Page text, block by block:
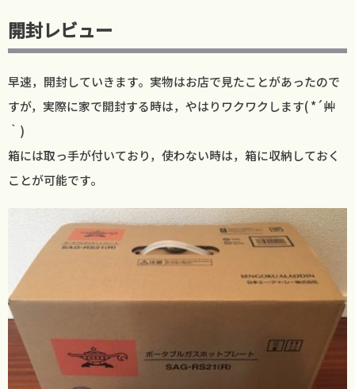
開封レビュー
早速，開封していきます。実物はお店で見たことがあったので
すが，実際に家で開封する時は，やはりワクワクします( *´艸
｀)
箱には取っ手が付いており，使わない時は，箱に収納しておく
ことが可能です。